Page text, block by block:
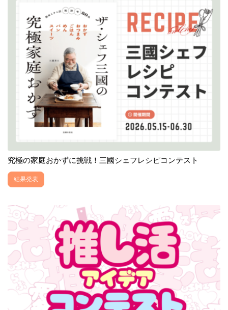
究極の家庭おかずに挑戦！三國シェフレシピコンテスト
結果発表